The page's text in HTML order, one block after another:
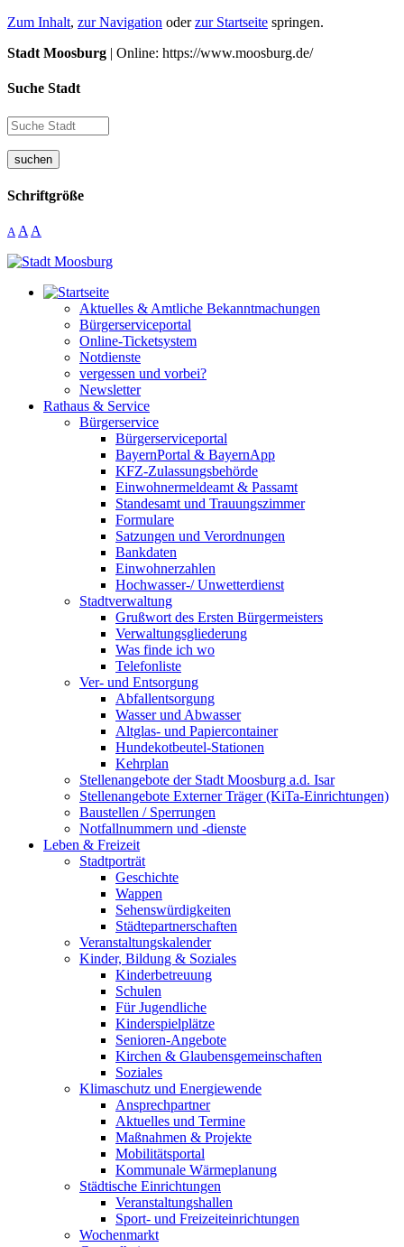
Zum Inhalt, zur Navigation oderzur Startseite springen.
Stadt Moosburg | Online: https://www.moosburg.de/
Suche Stadt
suchen
Schriftgröße
A A A
Aktuelles & Amtliche Bekanntmachungen
Bürgerserviceportal
Online-Ticketsystem
Notdienste
vergessen und vorbei?
Newsletter
Rathaus & Service
Bürgerservice
Bürgerserviceportal
BayernPortal & BayernApp
KFZ-Zulassungsbehörde
Einwohnermeldeamt & Passamt
Standesamt und Trauungszimmer
Formulare
Satzungen und Verordnungen
Bankdaten
Einwohnerzahlen
Hochwasser-/ Unwetterdienst
Stadtverwaltung
Grußwort des Ersten Bürgermeisters
Verwaltungsgliederung
Was finde ich wo
Telefonliste
Ver- und Entsorgung
Abfallentsorgung
Wasser und Abwasser
Altglas- und Papiercontainer
Hundekotbeutel-Stationen
Kehrplan
Stellenangebote der Stadt Moosburg a.d. Isar
Stellenangebote Externer Träger (KiTa-Einrichtungen)
Baustellen / Sperrungen
Notfallnummern und -dienste
Leben & Freizeit
Stadtporträt
Geschichte
Wappen
Sehenswürdigkeiten
Städtepartnerschaften
Veranstaltungskalender
Kinder, Bildung & Soziales
Kinderbetreuung
Schulen
Für Jugendliche
Kinderspielplätze
Senioren-Angebote
Kirchen & Glaubensgemeinschaften
Soziales
Klimaschutz und Energiewende
Ansprechpartner
Aktuelles und Termine
Maßnahmen & Projekte
Mobilitätsportal
Kommunale Wärmeplanung
Städtische Einrichtungen
Veranstaltungshallen
Sport- und Freizeiteinrichtungen
Wochenmarkt